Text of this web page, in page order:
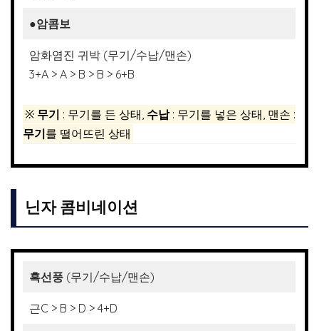
●암콤보
암화염진 귀박 (무기/수납/맨손)
3+A > A > B > B > 6+B
※ 무기 : 무기를 든 상태, 수납: 무기를 넣은 상태, 맨손 :
무기를 떨어뜨린 상태
닌자 콤비네이션
흑선풍 (무기/수납/맨손)
근C > B > D > 4+D